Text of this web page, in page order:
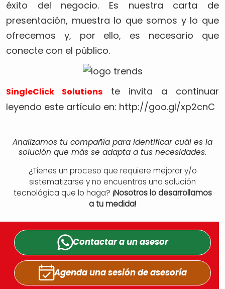
éxito del negocio. Es nuestra carta de
presentación, muestra lo que somos y lo que
ofrecemos y, por ello, es necesario que
conecte con el público.
SingleClick Solutions te invita a continuar
leyendo este artículo en: http://goo.gl/xp2cnC
Analizamos tu compañía para identificar cuál es la
solución que más se adapta a tus necesidades.
¿Tienes un proceso que requiere mejorar y/o
sistematizarse y no encuentras una solución
tecnológica que lo haga? ¡Nosotros lo desarrollamos
a tu medida!
Contactar a unasesor
Agenda una sesiónde asesoría